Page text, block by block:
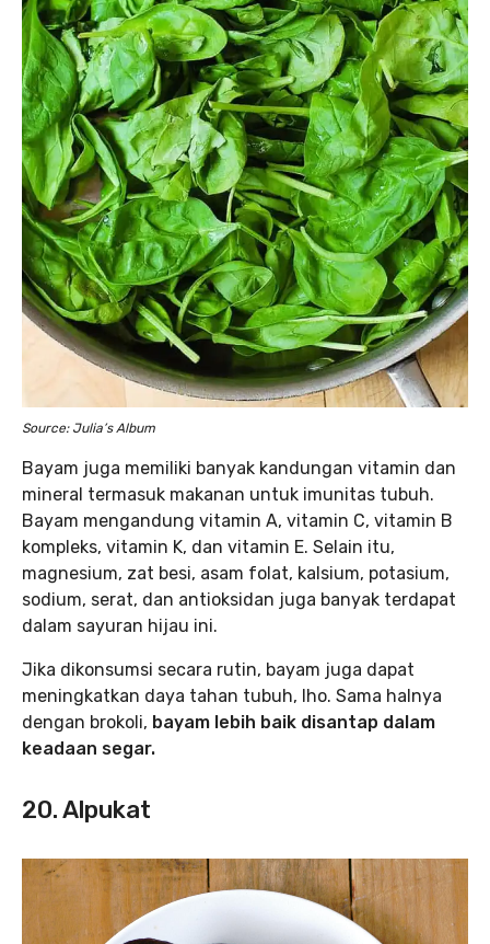
Source: Julia’s Album
Bayam juga memiliki banyak kandungan vitamin dan
mineral termasuk makanan untuk imunitas tubuh.
Bayam mengandung vitamin A, vitamin C, vitamin B
kompleks, vitamin K, dan vitamin E. Selain itu,
magnesium, zat besi, asam folat, kalsium, potasium,
sodium, serat, dan antioksidan juga banyak terdapat
dalam sayuran hijau ini.
Jika dikonsumsi secara rutin, bayam juga dapat
meningkatkan daya tahan tubuh, lho. Sama halnya
dengan brokoli, bayam lebih baik disantap dalam
keadaan segar.
20. Alpukat